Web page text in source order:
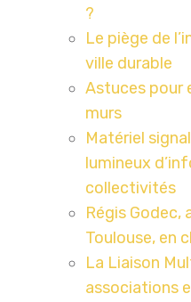
?
Le piège de
ville durable
Astuces pour
murs
Matériel
lumineux
collectivités
Régis Godec,
Toulouse, en
La Liaison
associations